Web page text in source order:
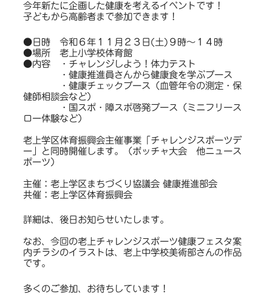
今年新たに企画した健康を考えるイベントです！
子どもから高齢者まで参加できます！
●日時 令和６年１１月２３日(土)９時～１４時
●場所 老上小学校体育館
●内容 ・チャレンジしよう！体力テスト
・健康推進員さんから健康食を学ぶブース
・健康チェックブース（血管年令の測定・保
健師相談会など）
・国スポ・障スポ啓発ブース（ミニフリース
ロー体験など）
老上学区体育振興会主催事業「チャレンジスポーツデ
ー」と同時開催します。（ボッチャ大会 他ニュース
ポーツ）
主催：老上学区まちづくり協議会 健康推進部会
共催：老上学区体育振興会
詳細は、後日お知らせいたします。
なお、今回の老上チャレンジスポーツ健康フェスタ案
内チラシのイラストは、老上中学校美術部さんの作品
です。
多くのご参加、お待ちしています！